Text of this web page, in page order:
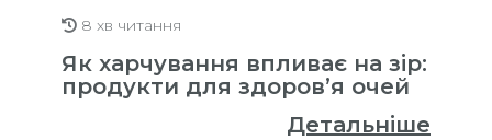
8 хв читання
Як харчування впливає на зір:
продукти для здоров’я очей
Детальніше